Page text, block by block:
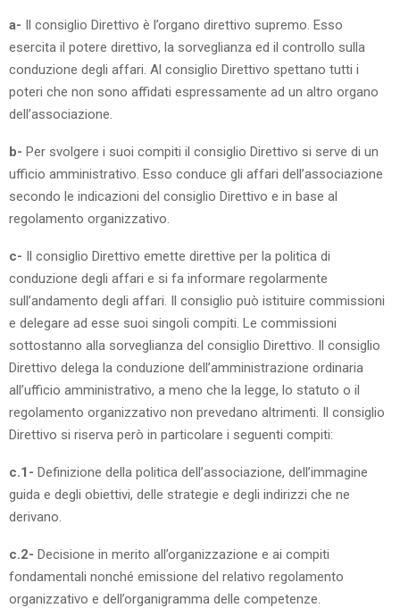
a- Il consiglio Direttivo è l’organo direttivo supremo. Esso
esercita il potere direttivo, la sorveglianza ed il controllo sulla
conduzione degli affari. Al consiglio Direttivo spettano tutti i
poteri che non sono affidati espressamente ad un altro organo
dell’associazione.
b- Per svolgere i suoi compiti il consiglio Direttivo si serve di un
ufficio amministrativo. Esso conduce gli affari dell’associazione
secondo le indicazioni del consiglio Direttivo e in base al
regolamento organizzativo.
c- Il consiglio Direttivo emette direttive per la politica di
conduzione degli affari e si fa informare regolarmente
sull’andamento degli affari. Il consiglio può istituire commissioni
e delegare ad esse suoi singoli compiti. Le commissioni
sottostanno alla sorveglianza del consiglio Direttivo. Il consiglio
Direttivo delega la conduzione dell’amministrazione ordinaria
all’ufficio amministrativo, a meno che la legge, lo statuto o il
regolamento organizzativo non prevedano altrimenti. Il consiglio
Direttivo si riserva però in particolare i seguenti compiti:
c.1- Definizione della politica dell’associazione, dell’immagine
guida e degli obiettivi, delle strategie e degli indirizzi che ne
derivano.
c.2- Decisione in merito all’organizzazione e ai compiti
fondamentali nonché emissione del relativo regolamento
organizzativo e dell’organigramma delle competenze.